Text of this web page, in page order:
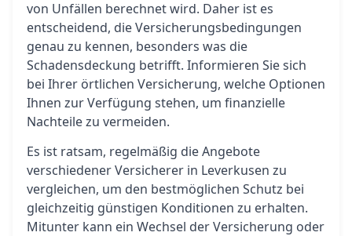
von Unfällen berechnet wird. Daher ist es
entscheidend, die Versicherungsbedingungen
genau zu kennen, besonders was die
Schadensdeckung betrifft. Informieren Sie sich
bei Ihrer örtlichen Versicherung, welche Optionen
Ihnen zur Verfügung stehen, um finanzielle
Nachteile zu vermeiden.
Es ist ratsam, regelmäßig die Angebote
verschiedener Versicherer in Leverkusen zu
vergleichen, um den bestmöglichen Schutz bei
gleichzeitig günstigen Konditionen zu erhalten.
Mitunter kann ein Wechsel der Versicherung oder